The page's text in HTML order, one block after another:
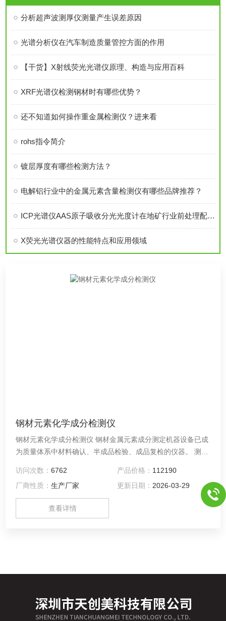
分析超声波测厚仪测量产生误差原因
光谱分析仪在汽车制造质量管控方面的作用
【干货】X射线荧光光谱仪原理、构造与应用百科
XRF光谱仪检测钢材时有哪些优势？
还不知道如何操作重金属检测仪？进来看
rohs指令简介
镀层厚度有哪些检测方法？
电解铝行业中的金属元素含量检测仪有哪些品牌推荐？
ICP光谱仪AAS原子吸收分光光度计在地矿行业前处理配置方案
X荧光光谱仪器的性能特点和应用领域
钢材元素化学成分检测仪
钢材元素化学成分检测仪 钢材金属元素成分测定机器设备已成
为质量体系中材料确认、半成品检验、成品复检的仪器。 测定
和滤光片，免去手工操作带来的繁琐
访问次数：6762 产品价格： 112190
厂商性质：生产厂家 更新日期： 2026-03-29
查看详情